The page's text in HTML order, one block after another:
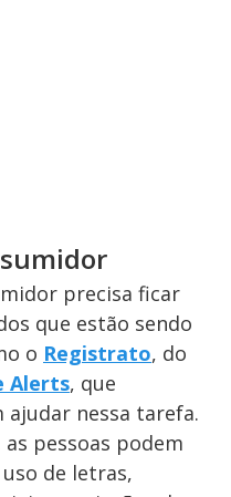
precisa ficar
que estão sendo
o Registrato, do
Alerts, que
nessa tarefa.
pessoas podem
de letras,